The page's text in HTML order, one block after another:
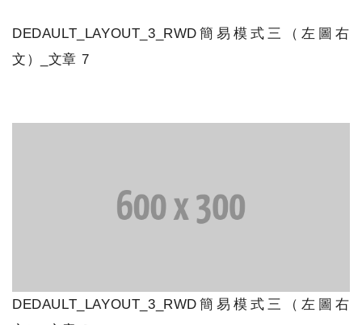
DEDAULT_LAYOUT_3_RWD簡易模式三（左圖右
文）_文章 7
DEDAULT_LAYOUT_3_RWD簡易模式三（左圖右